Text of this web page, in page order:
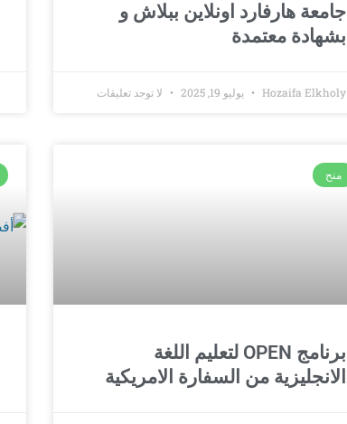
جامعة هارفارد اونلاين ببلاش و
بشهادة معتمدة
Hozaifa Elkholy يوليو 19, 2025 لا توجد تعليقات
منح
برنامج OPEN لتعليم اللغة
الانجليزية من السفارة الامريكية